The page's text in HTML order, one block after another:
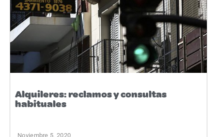
Alquileres: reclamos y consultas
habituales
Noviembre 5, 2020